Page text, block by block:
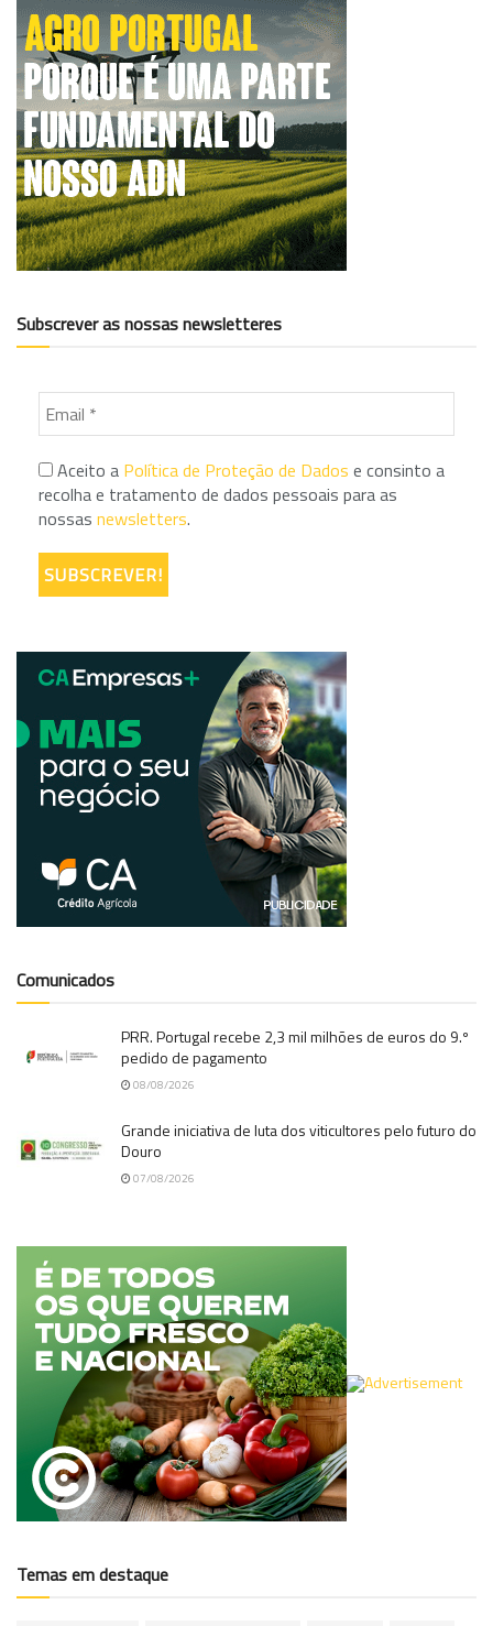
Subscrever as nossas newsletteres
Aceito a Política de Proteção de Dados e consinto a
recolha e tratamento de dados pessoais para as
nossas newsletters.
Comunicados
PRR. Portugal recebe 2,3 mil milhões de euros do 9.º
pedido de pagamento
08/08/2026
Grande iniciativa de luta dos viticultores pelo futuro do
Douro
07/08/2026
Temas em destaque